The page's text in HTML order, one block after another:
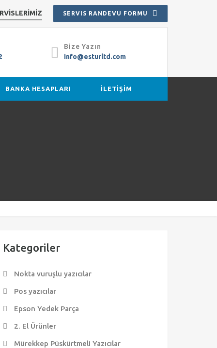
SERVIS RANDEVU FORMU
Bize Yazın
info@esturltd.com
BANKA HESAPLARI İLETİŞİM
Kategoriler
Nokta vuruşlu yazıcılar
Pos yazıcılar
Epson Yedek Parça
2. El Ürünler
Mürekkep Püskürtmeli Yazıcılar